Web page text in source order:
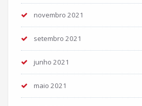
novembro 2021
setembro 2021
junho 2021
maio 2021